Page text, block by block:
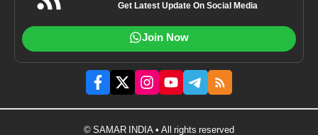
Get Latest Update On Social Media
Join Now
© SAMAR INDIA • All rights reserved